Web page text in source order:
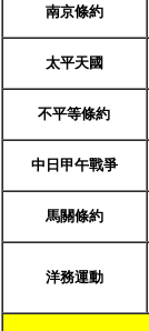
南京條約
太平天國
不平等條約
中日甲午戰爭
馬關條約
洋務運動